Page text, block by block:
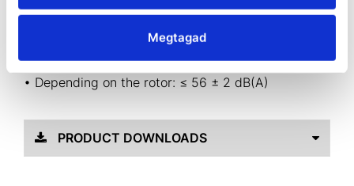
Megtagad
run completion
• Audible signal at the end of the run
• Depending on the rotor: ≤ 56 ± 2 dB(A)
PRODUCT DOWNLOADS